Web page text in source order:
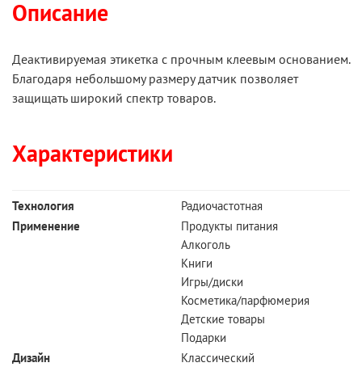
Описание
Деактивируемая этикетка с прочным клеевым основанием.
Благодаря небольшому размеру датчик позволяет
защищать широкий спектр товаров.
Характеристики
Технология
Радиочастотная
Применение
Продукты питания
Алкоголь
Книги
Игры/диски
Косметика/парфюмерия
Детские товары
Подарки
Дизайн
Классический